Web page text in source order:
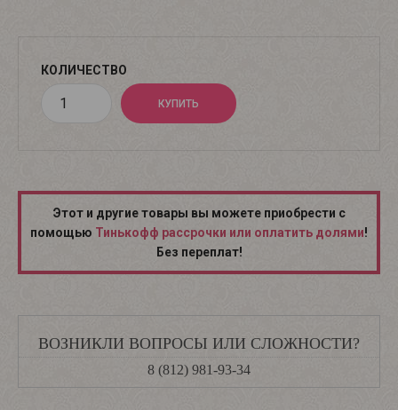
КОЛИЧЕСТВО
Этот и другие товары вы можете приобрести с
помощью Тинькофф рассрочки или оплатить долями!
Без переплат!
ВОЗНИКЛИ ВОПРОСЫ ИЛИ СЛОЖНОСТИ?
8 (812) 981-93-34